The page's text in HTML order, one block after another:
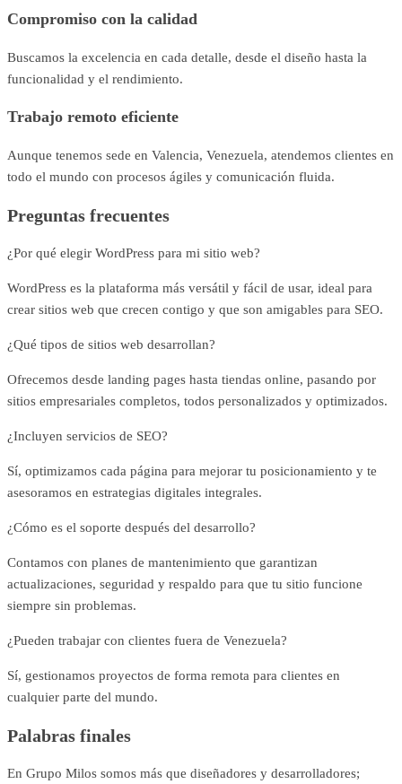
Compromiso con la calidad
Buscamos la excelencia en cada detalle, desde el diseño hasta la
funcionalidad y el rendimiento.
Trabajo remoto eficiente
Aunque tenemos sede en Valencia, Venezuela, atendemos clientes en
todo el mundo con procesos ágiles y comunicación fluida.
Preguntas frecuentes
¿Por qué elegir WordPress para mi sitio web?
WordPress es la plataforma más versátil y fácil de usar, ideal para
crear sitios web que crecen contigo y que son amigables para SEO.
¿Qué tipos de sitios web desarrollan?
Ofrecemos desde landing pages hasta tiendas online, pasando por
sitios empresariales completos, todos personalizados y optimizados.
¿Incluyen servicios de SEO?
Sí, optimizamos cada página para mejorar tu posicionamiento y te
asesoramos en estrategias digitales integrales.
¿Cómo es el soporte después del desarrollo?
Contamos con planes de mantenimiento que garantizan
actualizaciones, seguridad y respaldo para que tu sitio funcione
siempre sin problemas.
¿Pueden trabajar con clientes fuera de Venezuela?
Sí, gestionamos proyectos de forma remota para clientes en
cualquier parte del mundo.
Palabras finales
En Grupo Milos somos más que diseñadores y desarrolladores;